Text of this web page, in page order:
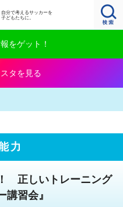
自分で考えるサッカーを
子どもたちに。
をゲット！
タを見る
力
正しいトレーニング
習会』